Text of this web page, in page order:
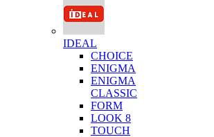
IDEAL
CHOICE
ENIGMA
ENIGMA
CLASSIC
FORM
LOOK 8
TOUCH